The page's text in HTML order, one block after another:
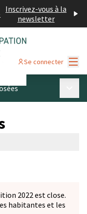
Inscrivez-vous à la
newsletter
Se connecter
2022 est close.
habitantes et les